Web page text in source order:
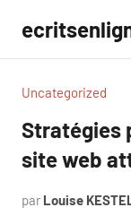
contenu
Uncategorized
Stratégies
site web
par Louise